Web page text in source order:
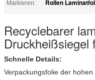
Markieren: Rollen
Recyclebarer
Druckheißsiegel
Schnelle Details:
Verpackungsfolie der